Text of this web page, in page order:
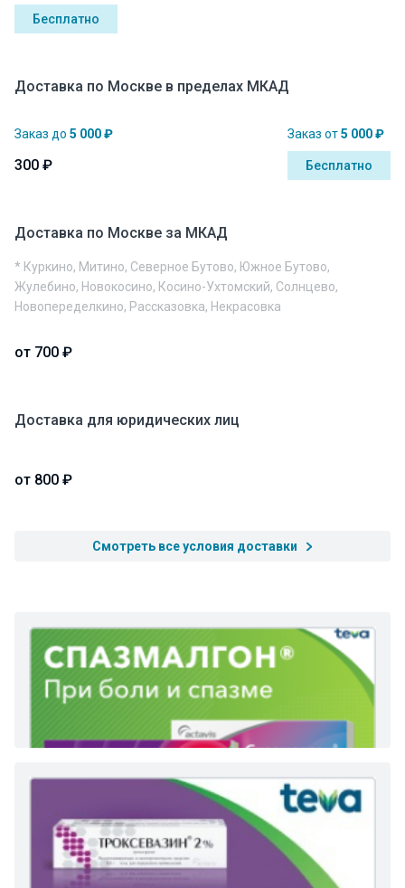
Бесплатно
Доставка по Москве в пределах МКАД
Заказ до 5 000 ₽
300 ₽
Заказ от5 000 ₽
Бесплатно
Доставка по Москве за МКАД
* Куркино, Митино, Северное Бутово, Южное Бутово,
Жулебино, Новокосино, Косино-Ухтомский, Солнцево,
Новопеределкино, Рассказовка, Некрасовка
от 700 ₽
Доставка для юридических лиц
от 800 ₽
Смотреть все условия доставки